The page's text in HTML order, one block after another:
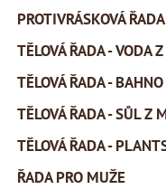
PROTIVRÁSKOVÁ
TĚLOVÁ ŘADA - VODA
TĚLOVÁ ŘADA -
TĚLOVÁ ŘADA - SŮL Z
TĚLOVÁ ŘADA -
ŘADA PRO MUŽE